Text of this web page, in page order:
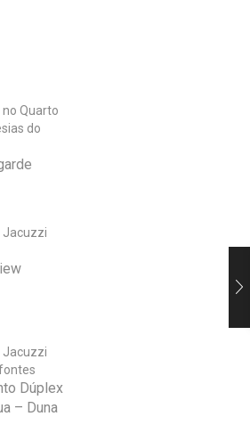
Quarto
do
Dúplex
– Duna